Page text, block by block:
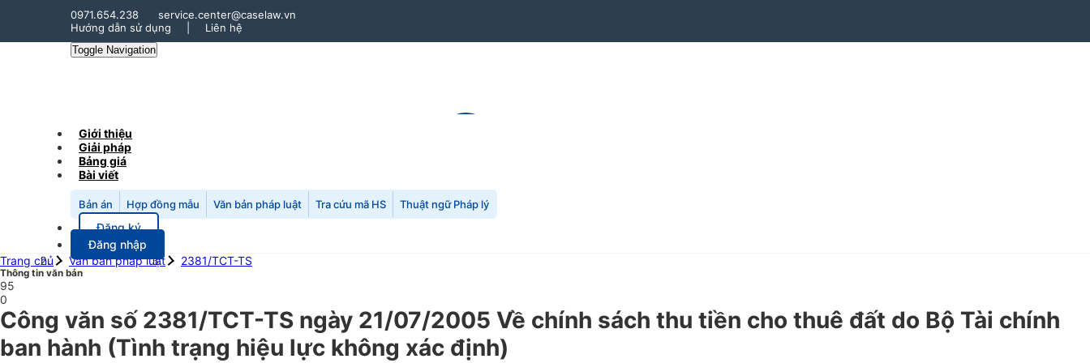
0971.654.238
service.center@caselaw.vn
Hướng dẫn sử dụng
Liên hệ
Toggle Navigation
Giới thiệu
Giải pháp
Bảng giá
Bài viết
Bản án Hợp đồng mẫu Văn bản pháp luật Tra cứu mã HS Thuật ngữ Pháp lý
Đăng ký
Đăng nhập
Trang chủ
Văn bản pháp luật 2381/TCT-TS
Thông tin văn bản
95
0
Công văn số 2381/TCT-TS ngày 21/07/2005 Về chính sách thu tiền cho thuê đất do Bộ Tài chính
ban hành (Tình trạng hiệu lực không xác định)